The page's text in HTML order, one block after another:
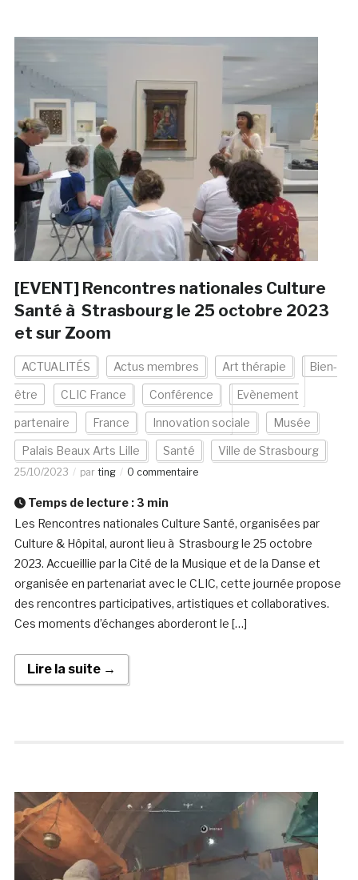
[EVENT] Rencontres nationales Culture
Santé à Strasbourg le 25 octobre 2023
et sur Zoom
ACTUALITÉS Actus membres Art thérapie Bien-
être CLIC France Conférence Evènement
partenaire France Innovation sociale Musée
Palais Beaux Arts Lille Santé Ville de Strasbourg
25/10/2023 par ting 0 commentaire
Temps de lecture : 3 min
Les Rencontres nationales Culture Santé, organisées par
Culture & Hôpital, auront lieu à Strasbourg le 25 octobre
2023. Accueillie par la Cité de la Musique et de la Danse et
organisée en partenariat avec le CLIC, cette journée propose
des rencontres participatives, artistiques et collaboratives.
Ces moments d’échanges aborderont le […]
Lire la suite →